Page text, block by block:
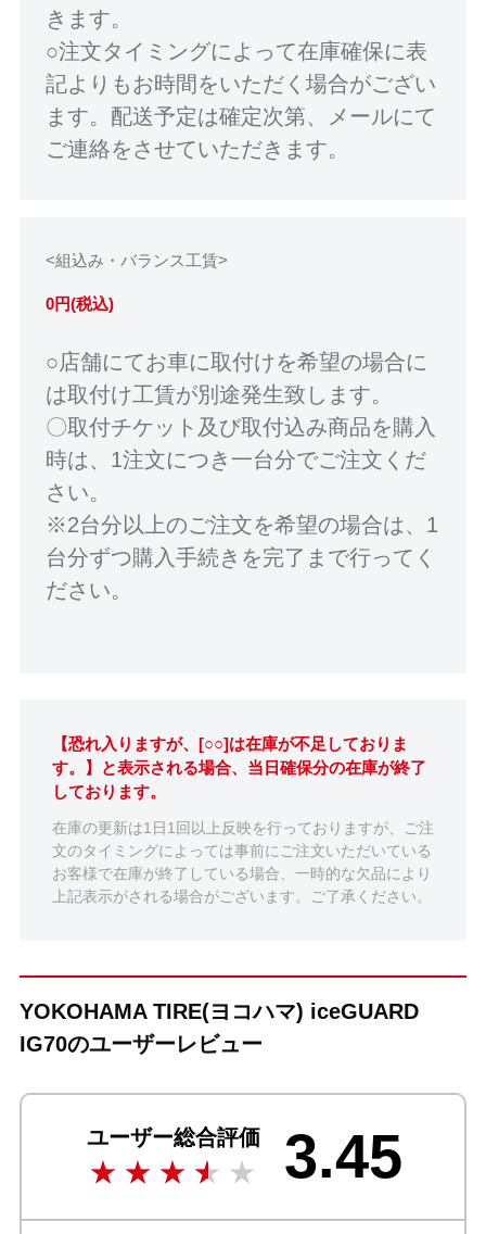
きます。
○注文タイミングによって在庫確保に表
記よりもお時間をいただく場合がござい
ます。配送予定は確定次第、メールにて
ご連絡をさせていただきます。
<組込み・バランス工賃>
0円(税込)
○店舗にてお車に取付けを希望の場合に
は取付け工賃が別途発生致します。
〇取付チケット及び取付込み商品を購入
時は、1注文につき一台分でご注文くだ
さい。
※2台分以上のご注文を希望の場合は、1
台分ずつ購入手続きを完了まで行ってく
ださい。
【恐れ入りますが、[○○]は在庫が不足しておりま
す。】と表示される場合、当日確保分の在庫が終了
しております。
在庫の更新は1日1回以上反映を行っておりますが、ご注
文のタイミングによっては事前にご注文いただいている
お客様で在庫が終了している場合、一時的な欠品により
上記表示がされる場合がございます。ご了承ください。
YOKOHAMA TIRE(ヨコハマ) iceGUARD
IG70のユーザーレビュー
ユーザー総合評価 3.45